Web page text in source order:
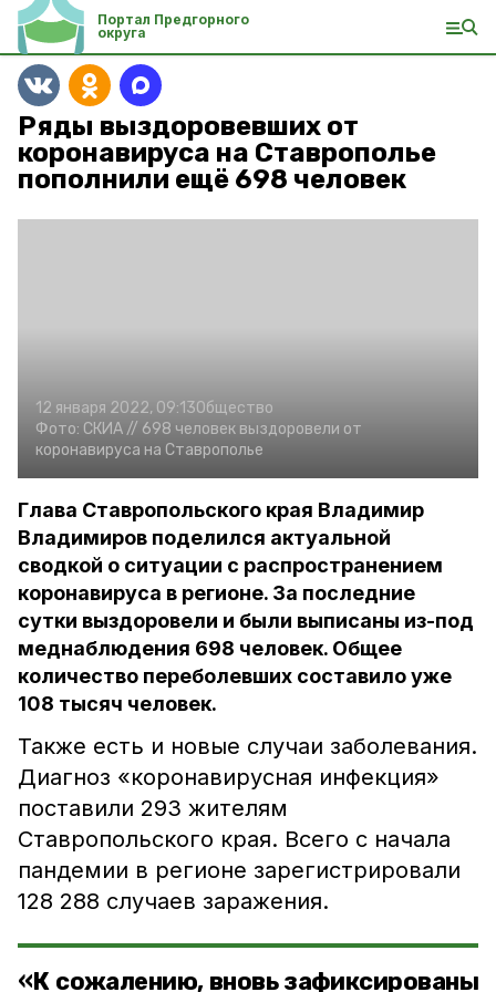
Портал Предгорного
округа
Ряды выздоровевших от
коронавируса на Ставрополье
пополнили ещё 698 человек
12 января 2022, 09:13Общество
Фото: СКИА // 698 человек выздоровели от
коронавируса на Ставрополье
Глава Ставропольского края Владимир
Владимиров поделился актуальной
сводкой о ситуации с распространением
коронавируса в регионе. За последние
сутки выздоровели и были выписаны из-под
меднаблюдения 698 человек. Общее
количество переболевших составило уже
108 тысяч человек.
Также есть и новые случаи заболевания.
Диагноз «коронавирусная инфекция»
поставили 293 жителям
Ставропольского края. Всего с начала
пандемии в регионе зарегистрировали
128 288 случаев заражения.
«К сожалению, вновь зафиксированы